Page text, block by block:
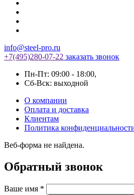
info@steel-pro.ru
+7(495)280-07-22 заказать звонок
Пн-Пт: 09:00 - 18:00,
Cб-Вск: выходной
О компании
Оплата и доставка
Клиентам
Политика
Веб-форма не найдена.
Обратный звонок
Ваше имя *